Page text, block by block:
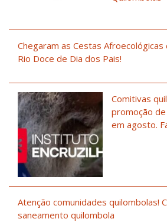
Chegaram as Cestas
Rio Doce de Dia dos Pais!
Comitivas
promoção
em agosto.
Atenção comunidades quilombolas!
saneamento quilombola